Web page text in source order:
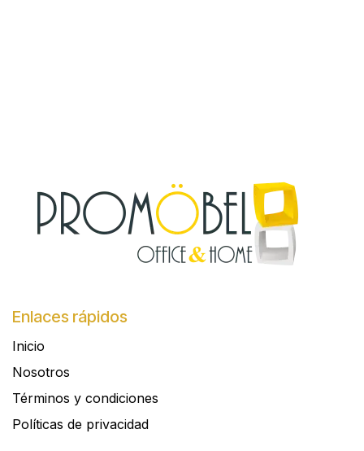
Enlaces rápidos
Inicio
Nosotros
Términos y condiciones
Políticas de privacidad